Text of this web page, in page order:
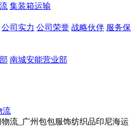
集装箱运输
公司实力 公司荣誉 战略伙伴 服务保
南城安能营业部
流
流_广州包包服饰纺织品印尼海运